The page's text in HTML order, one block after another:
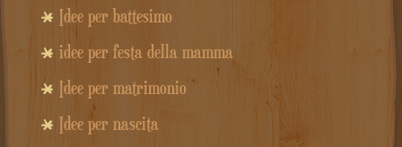
Idee per battesimo
idee per festa della mamma
Idee per matrimonio
Idee per nascita